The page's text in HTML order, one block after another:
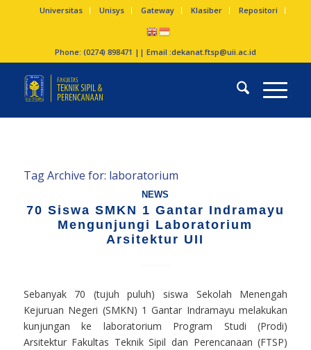
Universitas Unisys Gateway Klasiber Repositori
Phone: (0274) 898471 || Email :dekanat.ftsp@uii.ac.id
Tag Archive for: laboratorium
NEWS
70 Siswa SMKN 1 Gantar Indramayu
Mengunjungi Laboratorium
Arsitektur UII
Sebanyak 70 (tujuh puluh) siswa Sekolah Menengah
Kejuruan Negeri (SMKN) 1 Gantar Indramayu melakukan
kunjungan ke laboratorium Program Studi (Prodi)
Arsitektur Fakultas Teknik Sipil dan Perencanaan (FTSP)